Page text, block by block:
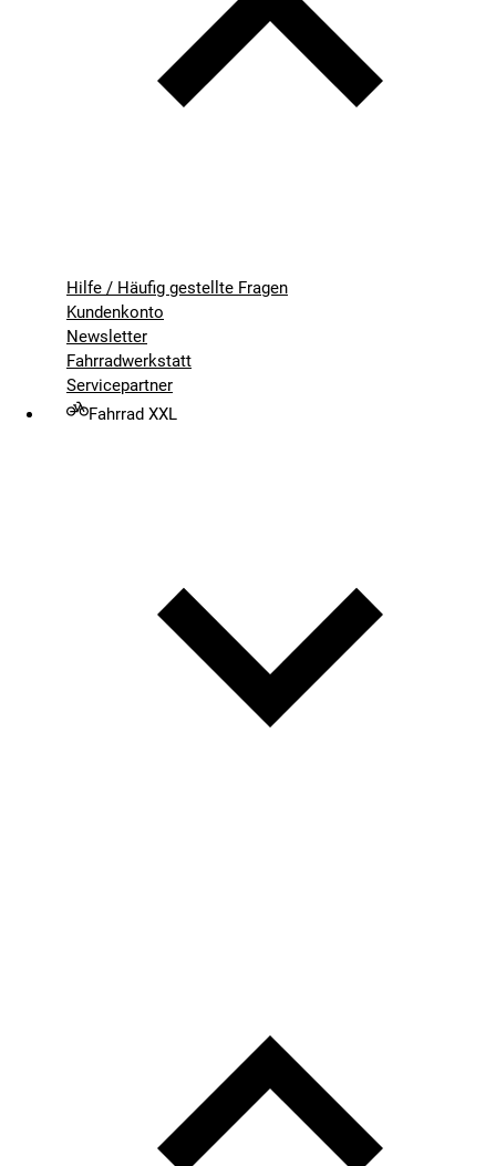
Hilfe / Häufig gestellte Fragen
Kundenkonto
Newsletter
Fahrradwerkstatt
Servicepartner
Fahrrad XXL